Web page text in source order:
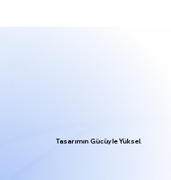
Tasarımın Gücüyle Yüksel.